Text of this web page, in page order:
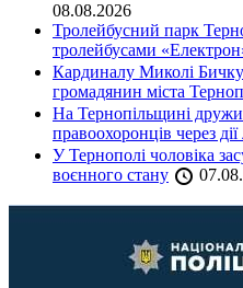
08.08.2026
Тролейбусний парк
тролейбусами
Кардиналу Миколі
громадянин міста
На Тернопільщині
правоохоронців через дії
У Тернополі чоловіка
воєнного стану